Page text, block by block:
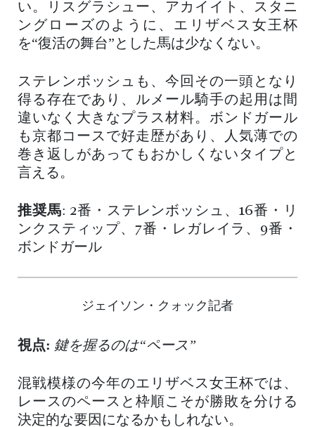
い。リスグラシュー、アカイイト、スタニ
ングローズのように、エリザベス女王杯
を“復活の舞台”とした馬は少なくない。
ステレンボッシュも、今回その一頭となり
得る存在であり、ルメール騎手の起用は間
違いなく大きなプラス材料。ボンドガール
も京都コースで好走歴があり、人気薄での
巻き返しがあってもおかしくないタイプと
言える。
推奨馬: 2番・ステレンボッシュ、16番・リ
ンクスティップ、7番・レガレイラ、9番・
ボンドガール
ジェイソン・クォック記者
視点: 鍵を握るのは“ペース”
混戦模様の今年のエリザベス女王杯では、
レースのペースと枠順こそが勝敗を分ける
決定的な要因になるかもしれない。